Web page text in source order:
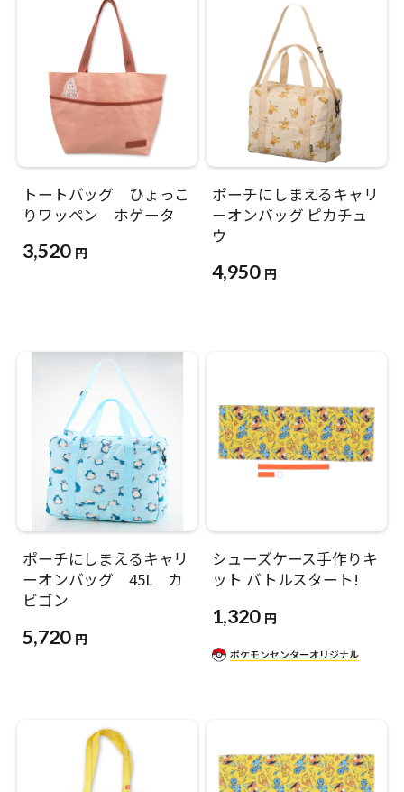
トートバッグ ひょっこ
りワッペン ホゲータ
3,520 円
ポーチにしまえるキャリ
ーオンバッグ ピカチュ
ウ
4,950 円
ポーチにしまえるキャリ
ーオンバッグ 45L カ
ビゴン
5,720 円
シューズケース手作りキ
ット バトルスタート!
1,320 円